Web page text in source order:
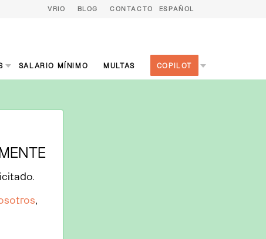
VRIO BLOG CONTACTO ESPAÑOL
SALARIO MÍNIMO MULTAS COPILOT
,